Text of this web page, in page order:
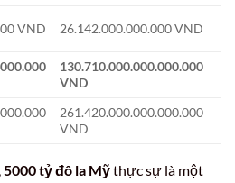
VND 26.142.000.000.000 VND
130.710.000.000.000.000
VND
261.420.000.000.000.000
VND
5000 tỷ đô la Mỹthực sự là một